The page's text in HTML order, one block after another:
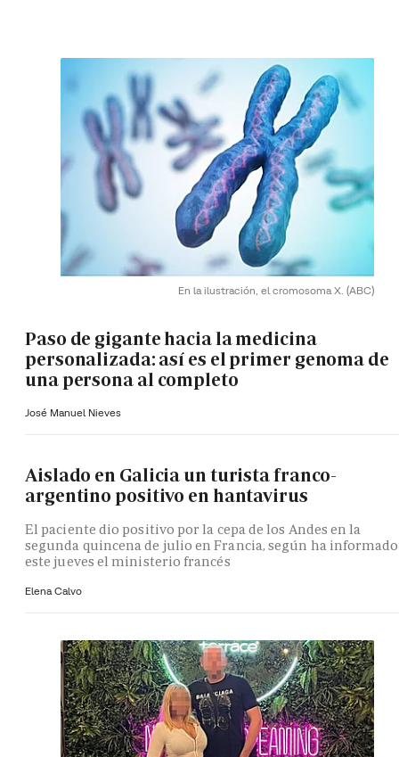
En la ilustración, el cromosoma X. (ABC)
Paso de gigante hacia la medicina
personalizada: así es el primer genoma de
una persona al completo
José Manuel Nieves
Aislado en Galicia un turista franco-
argentino positivo en hantavirus
El paciente dio positivo por la cepa de los Andes en la
segunda quincena de julio en Francia, según ha informado
este jueves el ministerio francés
Elena Calvo